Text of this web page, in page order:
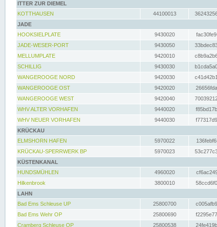
ITTER ZUR DIEMEL
KOTTHAUSEN
44100013
JADE
HOOKSIELPLATE
9430020
JADE-WESER-PORT
9430050
MELLUMPLATE
9420010
SCHILLIG
9430030
WANGEROOGE NORD
9420030
WANGEROOGE OST
9420020
WANGEROOGE WEST
9420040
WHV ALTER VORHAFEN
9440020
WHV NEUER VORHAFEN
9440030
KRÜCKAU
ELMSHORN HAFEN
5970022
KRÜCKAU-SPERRWERK BP
5970023
KÜSTENKANAL
HUNDSMÜHLEN
4960020
Hilkenbrook
3800010
LAHN
Bad Ems Schleuse UP
25800700
Bad Ems Wehr OP
25800690
Cramberg Schleuse OP
25800538